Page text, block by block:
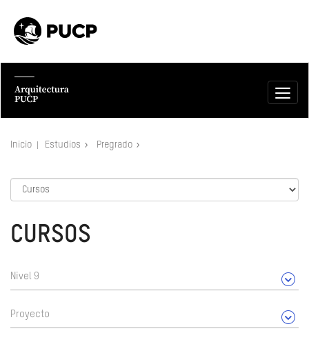
Inicio Estudios Pregrado
CURSOS
Nivel 9
Proyecto